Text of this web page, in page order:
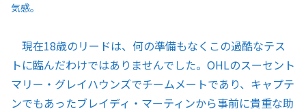
気感。
現在18歳のリードは、何の準備もなくこの過酷なテス
トに臨んだわけではありませんでした。OHLのスーセント
マリー・グレイハウンズでチームメートであり、キャプテ
ンでもあったブレイディ・マーティンから事前に貴重な助